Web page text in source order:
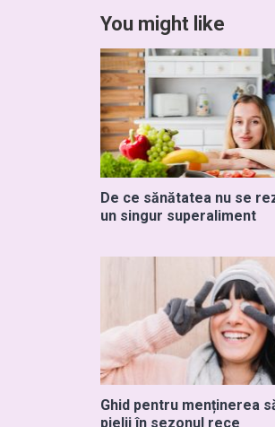
You might like
De ce sănătatea nu se
un singur superaliment
Ghid pentru menținerea
pielii în sezonul rece